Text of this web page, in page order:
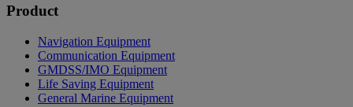
Product
Navigation Equipment
Communication Equipment
GMDSS/IMO Equipment
Life Saving Equipment
General Marine Equipment